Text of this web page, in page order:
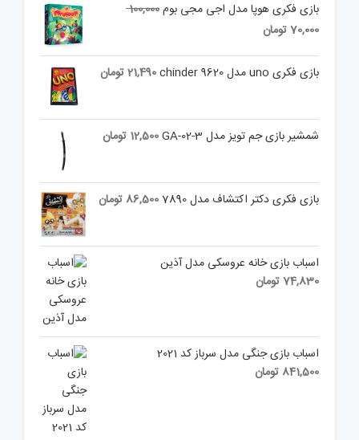
بازی فکری هوپا مدل اجی مجی بوم100,000
Original
100,000 تومان.
70,000تومان
70,000 تومان. بازی فکری uno مدل chinder 9620 21,490تومان
شمشیر بازی جم تویز مدل 3-02-GA 12,500 تومان
بازی فکری دکتر اکتشاف مدل 7890 86,500 تومان
اسباب بازی خانه عروسکی مدل آذین
74,830تومان
اسباب بازی جنگی مدل سرباز کد 2021
841,500 تومان